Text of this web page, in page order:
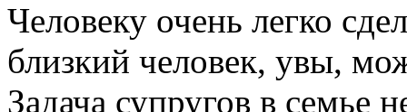
Человеку очень легко
близкий человек, увы,
Задача супругов в семье